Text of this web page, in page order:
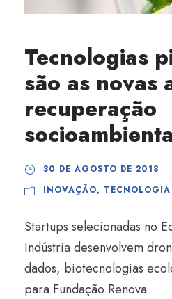
Tecnologias
são as novas
recuperação
30 DE AGOSTO DE 2018
INOVAÇÃO, TECNOLOGIA
Startups selecionadas no
Indústria desenvolvem
dados, biotecnologias
para Fundação Renova